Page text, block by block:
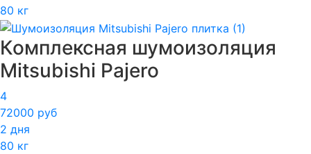
80 кг
Комплексная шумоизоляция
Mitsubishi Pajero
4
72000 руб
2 дня
80 кг